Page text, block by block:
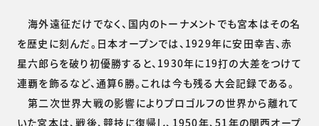
海外遠征だけでなく、国内のトーナメントでも宮本はその名
を歴史に刻んだ。日本オープンでは、1929年に安田幸吉、赤
星六郎らを破り初優勝すると、1930年に19打の大差をつけて
連覇を飾るなど、通算6勝。これは今も残る大会記録である。
第二次世界大戦の影響によりプロゴルフの世界から離れて
いた宮本は、戦後、競技に復帰し、1950年、51年の関西オープ